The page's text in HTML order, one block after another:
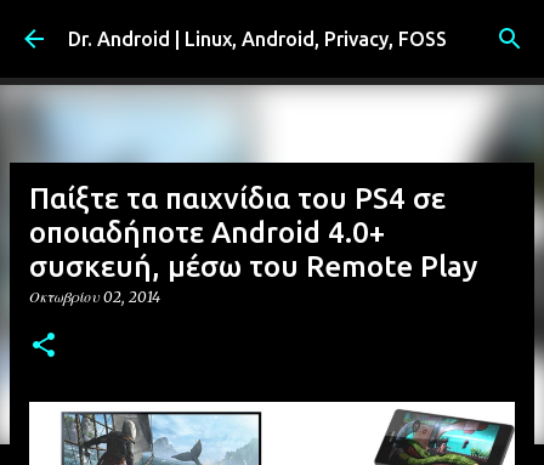
Μετάβαση στο κύριο περιεχόμενο
Dr. Android | Linux, Android, Privacy, FOSS
Παίξτε τα παιχνίδια του PS4 σε
οποιαδήποτε Android 4.0+
συσκευή, μέσω του Remote Play
Οκτωβρίου 02, 2014